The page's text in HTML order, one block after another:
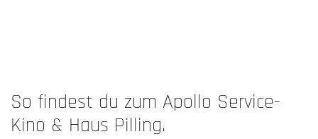
So findest du zum Apollo Service-
Kino & Haus Pilling.